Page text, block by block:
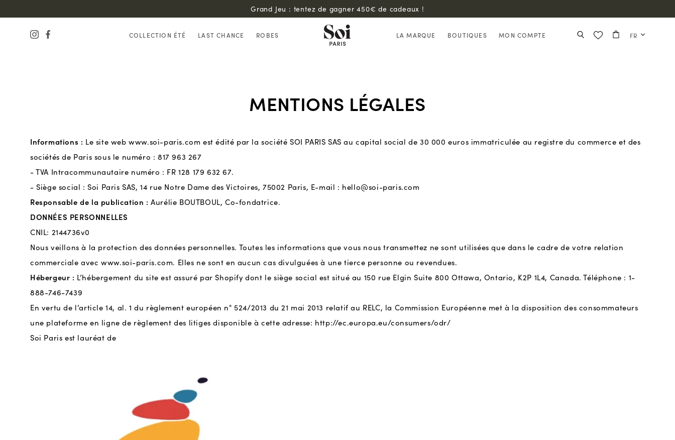
Grand Jeu : tentez de gagner 450€ de cadeaux !
COLLECTION ÉTÉ LAST CHANCE ROBES LA MARQUE BOUTIQUES MON COMPTE FR
MENTIONS LÉGALES
Informations : Le site web www.soi-paris.com est édité par la société SOI PARIS SAS au capital social de 30 000 euros immatriculée au registre du commerce et des
sociétés de Paris sous le numéro : 817 963 267
- TVA Intracommunautaire numéro : FR 128 179 632 67.
- Siège social : Soi Paris SAS, 14 rue Notre Dame des Victoires, 75002 Paris, E-mail : hello@soi-paris.com
Responsable de la publication : Aurélie BOUTBOUL, Co-fondatrice.
DONNÉES PERSONNELLES
CNIL: 2144736v0
Nous veillons à la protection des données personnelles. Toutes les informations que vous nous transmettez ne sont utilisées que dans le cadre de votre relation
commerciale avecwww.soi-paris.com. Elles ne sont en aucun cas divulguées à une tierce personne ou revendues.
Hébergeur : L’hébergement du site est assuré par Shopify dont le siège social est situé au 150 rue Elgin Suite 800 Ottawa, Ontario, K2P 1L4, Canada. Téléphone : 1-
888-746-7439
En vertu de l’article 14, al. 1 du règlement européen n° 524/2013 du 21 mai 2013 relatif au RELC, la Commission Européenne met à la disposition des consommateurs
une plateforme en ligne de règlement des litiges disponible à cette adresse: http://ec.europa.eu/consumers/odr/
Soi Paris est lauréat de